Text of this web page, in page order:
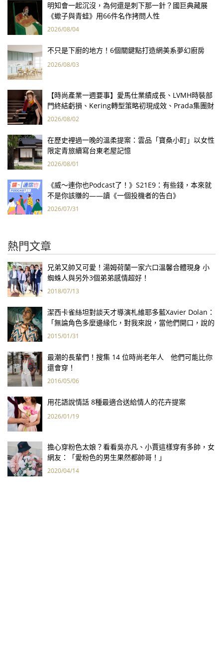
明知會一起沉沒，為何還是刺下那一針？國巨典藏展
《蠍子與青蛙》用66件名作拷問人性
2026/08/04
不只是下廚的地方！6個關鍵點打造網美系夢幻廚房
2026/08/03
【時尚產業一週要事】愛馬仕業績成長、LVMH時裝部
門終結虧損、Kering轉型策略初現成效、Prada集團財
報亮眼
2026/08/02
在歷史裡過一晚的溫柔提案：雲品「寶桑小町」以女性
限定青旅續寫台東老屋記憶
2026/08/01
《威～連你也Podcast了！》S21E9：有些錢，本來就
不是你該賺的——讀《一個投機者的告白》
2026/07/31
熱門文章
兄弟又帥又可愛！湯姆荷蘭一家六口溫馨合體現身 小
蜘蛛人與另外3個弟弟感情超好！
2018/07/13
潔西卡雀絲坦對談天才導演札維耶多藍Xavier Dolan：
「無論角色多麼邊緣化，對我來說，當他們開口，說的
都是我心裡的話。」
2015/01/31
最潮的長輩們！搜集 14 位時尚老年人 他們可能比你
還會穿！
2016/05/06
用花語說情話 8種最適合送給情人的花卉提案
2026/01/19
擔心穿粉色太娘？看看吳亦凡、小賈這樣穿有多帥，女
網友：「愛粉色的男生果然都帥哥！」
2020/04/14